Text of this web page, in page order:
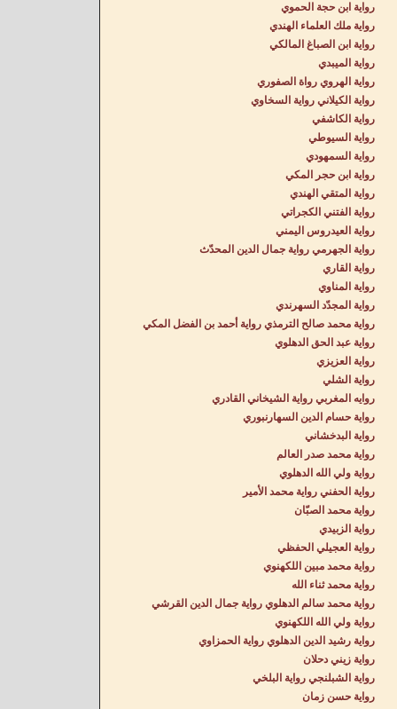
رواية ابن حجة الحموي
رواية ملك العلماء الهندي
رواية ابن الصباغ المالكي
رواية الميبدي
رواية الهروي رواة الصفوري
رواية الكيلاني رواية السخاوي
رواية الكاشفي
رواية السيوطي
رواية السمهودي
رواية ابن حجر المكي
رواية المتقي الهندي
رواية الفتني الكجراتي
رواية العيدروس اليمني
رواية الجهرمي رواية جمال الدين المحدّث
رواية القاري
رواية المناوي
رواية المجدّد السهرندي
رواية محمد صالح الترمذي رواية أحمد بن الفضل المكي
رواية عبد الحق الدهلوي
رواية العزيزي
رواية الشلي
روايه المغربي رواية الشيخاني القادري
رواية حسام الدين السهارنبوري
رواية البدخشاني
رواية محمد صدر العالم
رواية ولي الله الدهلوي
رواية الحفني رواية محمد الأمير
رواية محمد الصبّان
رواية الزبيدي
رواية العجيلي الحفظي
رواية محمد مبين اللكهنوي
رواية محمد ثناء الله
رواية محمد سالم الدهلوي رواية جمال الدين القرشي
رواية ولي الله اللكهنوي
رواية رشيد الدين الدهلوي رواية الحمزاوي
رواية زيني دحلان
رواية الشبلنجي رواية البلخي
رواية حسن زمان